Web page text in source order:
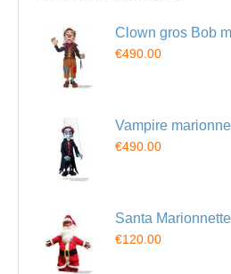
Clown gros Bob
€490.00
Vampire
€490.00
Santa
€120.00